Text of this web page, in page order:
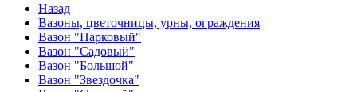
Назад
Вазоны, цветочницы, урны, ограждения
Вазон "Парковый"
Вазон "Садовый"
Вазон "Большой"
Вазон "Звездочка"